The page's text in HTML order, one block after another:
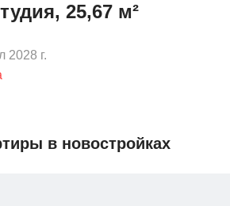
25,67 м²
2028 г.
в новостройках